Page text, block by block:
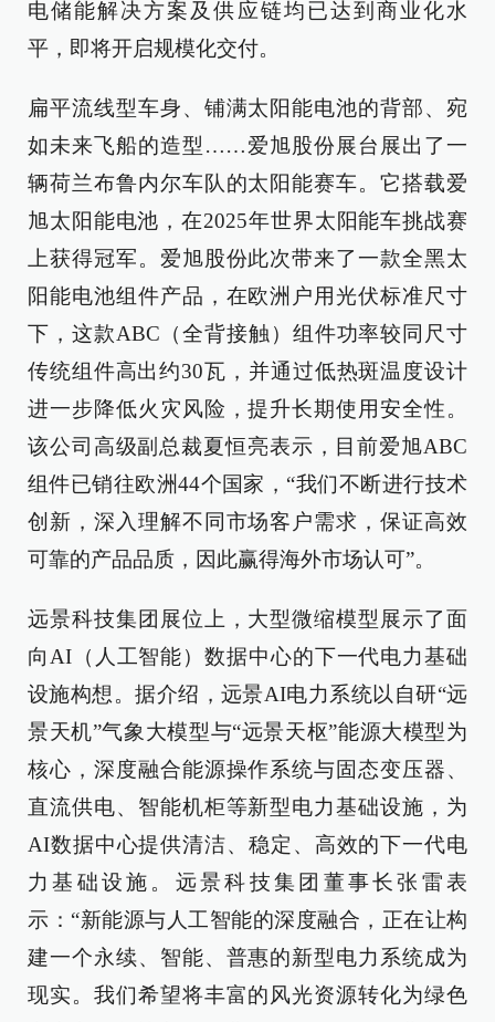
电储能解决方案及供应链均已达到商业化水
平，即将开启规模化交付。
扁平流线型车身、铺满太阳能电池的背部、宛
如未来飞船的造型……爱旭股份展台展出了一
辆荷兰布鲁内尔车队的太阳能赛车。它搭载爱
旭太阳能电池，在2025年世界太阳能车挑战赛
上获得冠军。爱旭股份此次带来了一款全黑太
阳能电池组件产品，在欧洲户用光伏标准尺寸
下，这款ABC（全背接触）组件功率较同尺寸
传统组件高出约30瓦，并通过低热斑温度设计
进一步降低火灾风险，提升长期使用安全性。
该公司高级副总裁夏恒亮表示，目前爱旭ABC
组件已销往欧洲44个国家，“我们不断进行技术
创新，深入理解不同市场客户需求，保证高效
可靠的产品品质，因此赢得海外市场认可”。
远景科技集团展位上，大型微缩模型展示了面
向AI（人工智能）数据中心的下一代电力基础
设施构想。据介绍，远景AI电力系统以自研“远
景天机”气象大模型与“远景天枢”能源大模型为
核心，深度融合能源操作系统与固态变压器、
直流供电、智能机柜等新型电力基础设施，为
AI数据中心提供清洁、稳定、高效的下一代电
力基础设施。远景科技集团董事长张雷表
示：“新能源与人工智能的深度融合，正在让构
建一个永续、智能、普惠的新型电力系统成为
现实。我们希望将丰富的风光资源转化为绿色